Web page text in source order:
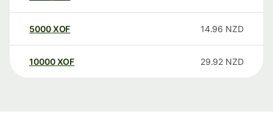
5000XOF 14.96 NZD
10000 XOF 29.92 NZD